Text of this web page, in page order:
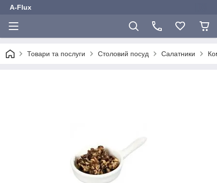
A-Flux
Товари та послуги Столовий посуд Салатники